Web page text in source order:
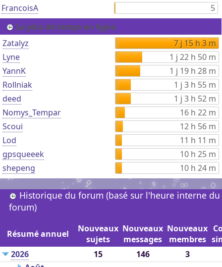
FrancoisA
5
Le plus de temps en ligne
Zatalyz
7 j 15 h 3 m
Lyne
1 j 22 h 50 m
YannK
1 j 19 h 28 m
Rollniak
1 j 3 h 55 m
deed
1 j 3 h 52 m
Nomys_Tempar
16 h 22 m
Scoui
12 h 56 m
Lod
11 h 11 m
gpsqueeek
10 h 25 m
shepeng
10 h 24 m
Historique du forum (basé sur l'heure interne du
forum)
Résumé annuel
Nouveaux
sujets
Nouveaux
messages
Nouveaux
membres
2026
15 146
3